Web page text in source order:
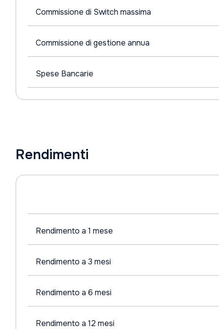
Commissione di Switch massima
Commissione di gestione annua
Spese Bancarie
Rendimenti
Rendimento a 1 mese
Rendimento a 3 mesi
Rendimento a 6 mesi
Rendimento a 12 mesi